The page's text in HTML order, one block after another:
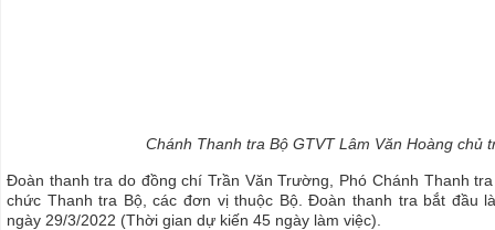
Chánh Thanh tra Bộ GTVT Lâm Văn Hoàng chủ
Đoàn thanh tra do đồng chí Trần Văn Trường, Phó Chánh Thanh
chức Thanh tra Bộ, các đơn vị thuộc Bộ. Đoàn thanh tra bắt đầu
ngày 29/3/2022 (Thời gian dự kiến 45 ngày làm việc).